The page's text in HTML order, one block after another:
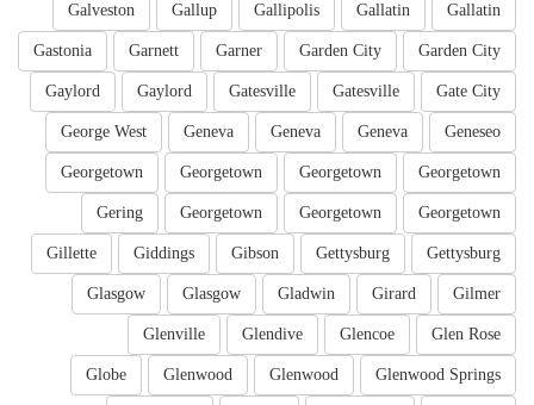
Gallatin
Gallatin
Gallipolis
Gallup
Galveston
Garden City
Garden City
Garner
Garnett
Gastonia
Gate City
Gatesville
Gatesville
Gaylord
Gaylord
Geneseo
Geneva
Geneva
Geneva
George West
Georgetown
Georgetown
Georgetown
Georgetown
Georgetown
Georgetown
Georgetown
Gering
Gettysburg
Gettysburg
Gibson
Giddings
Gillette
Gilmer
Girard
Gladwin
Glasgow
Glasgow
Glen Rose
Glencoe
Glendive
Glenville
Glenwood Springs
Glenwood
Glenwood
Globe